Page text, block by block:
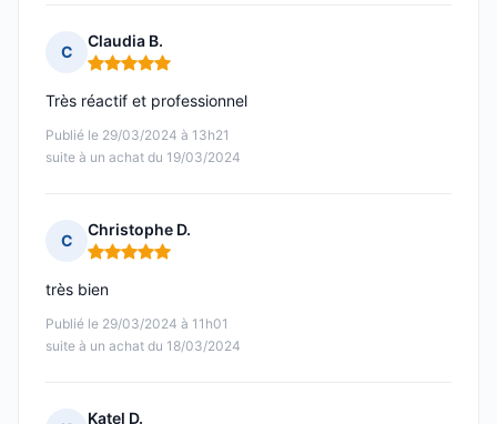
C
Claudia B.
Note : 5 sur 5
Publié le 29/03/2024 à 13h21
suite à un achat du 19/03/2024
Très réactif et professionnel
C
Christophe D.
Note : 5 sur 5
Publié le 29/03/2024 à 11h01
suite à un achat du 18/03/2024
très bien
Katel D.